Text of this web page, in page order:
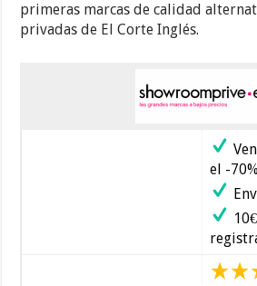
primeras marcas de calidad
privadas de El Corte Inglés.
el -